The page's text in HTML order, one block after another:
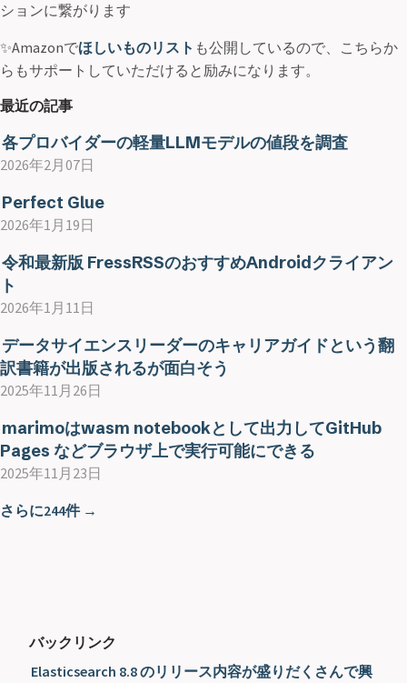
ションに繋がります
✨Amazonでほしいものリスト も公開しているので、こちらか
らもサポートしていただけると励みになります。
最近の記事
各プロバイダーの軽量LLMモデルの値段を調査
2026年2月07日
Perfect Glue
2026年1月19日
令和最新版 FressRSSのおすすめAndroidクライアン
ト
2026年1月11日
データサイエンスリーダーのキャリアガイドという翻
訳書籍が出版されるが面白そう
2025年11月26日
marimoはwasm notebookとして出力してGitHub
Pages などブラウザ上で実行可能にできる
2025年11月23日
さらに244件 →
バックリンク
Elasticsearch 8.8 のリリース内容が盛りだくさんで興